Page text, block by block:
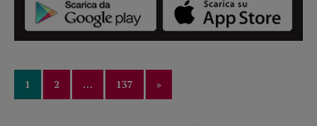
1 2 … 137 »